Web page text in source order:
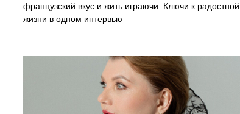
французский вкус и жить играючи. Ключи к радостной
жизни в одном интервью